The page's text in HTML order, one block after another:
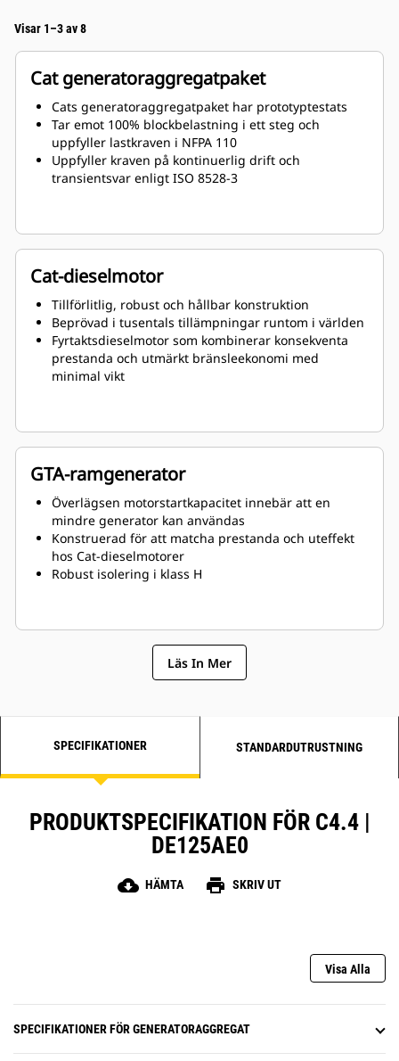
Visar 1–3 av 8
Cat generatoraggregatpaket
Cats generatoraggregatpaket har prototyptestats
Tar emot 100% blockbelastning i ett steg och
uppfyller lastkraven i NFPA 110
Uppfyller kraven på kontinuerlig drift och
transientsvar enligt ISO 8528-3
Cat-dieselmotor
Tillförlitlig, robust och hållbar konstruktion
Beprövad i tusentals tillämpningar runtom i världen
Fyrtaktsdieselmotor som kombinerar konsekventa
prestanda och utmärkt bränsleekonomi med
minimal vikt
GTA-ramgenerator
Överlägsen motorstartkapacitet innebär att en
mindre generator kan användas
Konstruerad för att matcha prestanda och uteffekt
hos Cat-dieselmotorer
Robust isolering i klass H
Läs In Mer
SPECIFIKATIONER STANDARDUTRUSTNING
PRODUKTSPECIFIKATION FÖR C4.4 |
DE125AE0
cloud_download HÄMTA print SKRIV UT
Visa Alla
SPECIFIKATIONER FÖR GENERATORAGGREGAT